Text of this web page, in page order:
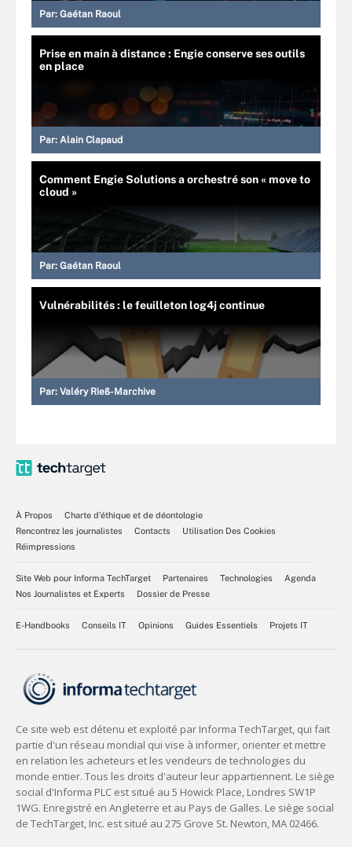
Par: Gaétan Raoul
Prise en main à distance : Engie conserve ses outils
en place
Par: Alain Clapaud
Comment Engie Solutions a orchestré son « move to
cloud »
Par: Gaétan Raoul
Vulnérabilités : le feuilleton log4j continue
Par: Valéry Rieß-Marchive
À Propos
Charte d’éthique et de déontologie
Rencontrez les journalistes
Contacts
Utilisation Des Cookies
Réimpressions
Site Web pour Informa TechTarget Partenaires Technologies
Agenda
Nos Journalistes et Experts
Dossier de Presse
E-Handbooks Conseils IT Opinions Guides Essentiels Projets IT